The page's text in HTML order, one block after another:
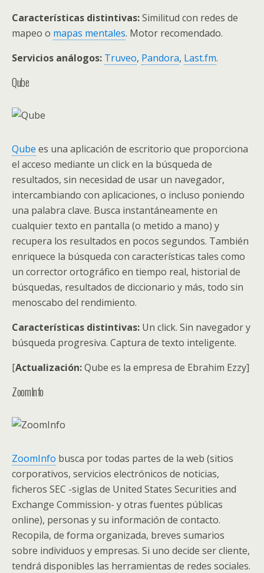
Características distintivas:Similitud con redes de
mapeo o mapas mentales. Motor recomendado.
Servicios análogos: Truveo, Pandora, Last.fm.
Qube
Qube es una aplicación de escritorio que proporciona
el acceso mediante un click en la búsqueda de
resultados, sin necesidad de usar un navegador,
intercambiando con aplicaciones, o incluso poniendo
una palabra clave. Busca instantáneamente en
cualquier texto en pantalla (o metido a mano) y
recupera los resultados en pocos segundos. También
enriquece la búsqueda con características tales como
un corrector ortográfico en tiempo real, historial de
búsquedas, resultados de diccionario y más, todo sin
menoscabo del rendimiento.
Características distintivas: Un click. Sin navegador y
búsqueda progresiva. Captura de texto inteligente.
[Actualización:Qube es la empresa de Ebrahim Ezzy]
ZoomInfo
ZoomInfo busca por todas partes de la web (sitios
corporativos, servicios electrónicos de noticias,
ficheros SEC -siglas de United States Securities and
Exchange Commission- y otras fuentes públicas
online), personas y su información de contacto.
Recopila, de forma organizada, breves sumarios
sobre individuos y empresas. Si uno decide ser cliente,
tendrá disponibles las herramientas de redes sociales.